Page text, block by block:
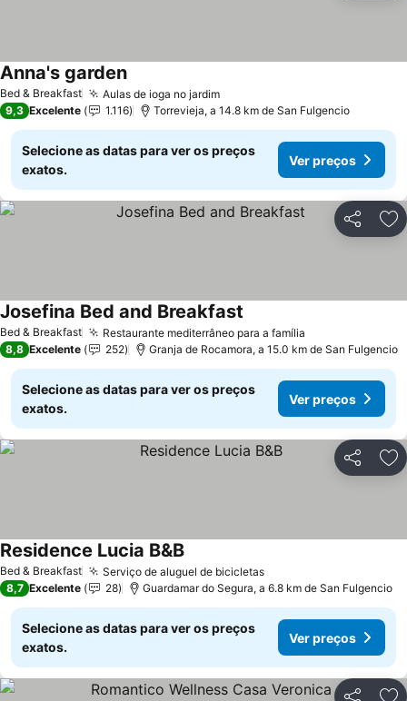
Bed & Breakfast Aulas de ioga no jardimVer preços
Anna's gardenVer preços
9,3 Excelente 1.116 Torrevieja, a 14.8 km de San Fulgencio
Selecione as datas para ver os preços
exatos.
Ver preços
Partilhar
Bed & Breakfast Restaurante mediterrâneo para a família
Josefina Bed and Breakfast
8,8 Excelente 252 Granja de Rocamora, a 15.0 km de San Fulgencio
Selecione as datas para ver os preços
exatos.
Ver preços
Partilhar
Bed & Breakfast Serviço de aluguel de bicicletasVer preços
Residence Lucia B&BVer preços
8,7 Excelente 28 Guardamar do Segura, a 6.8 km de San Fulgencio
Selecione as datas para ver os preços
exatos.
Ver preços